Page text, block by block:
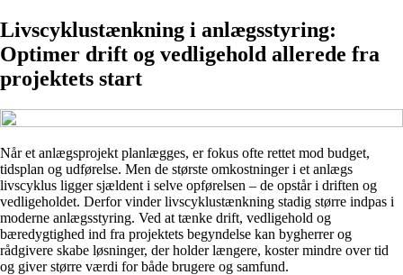
Livscyklustænkning i anlægsstyring:
Optimer drift og vedligehold allerede fra
projektets start
Når et anlægsprojekt planlægges, er fokus ofte rettet mod budget,
tidsplan og udførelse. Men de største omkostninger i et anlægs
livscyklus ligger sjældent i selve opførelsen – de opstår i driften og
vedligeholdet. Derfor vinder livscyklustænkning stadig større indpas i
moderne anlægsstyring. Ved at tænke drift, vedligehold og
bæredygtighed ind fra projektets begyndelse kan bygherrer og
rådgivere skabe løsninger, der holder længere, koster mindre over tid
og giver større værdi for både brugere og samfund.